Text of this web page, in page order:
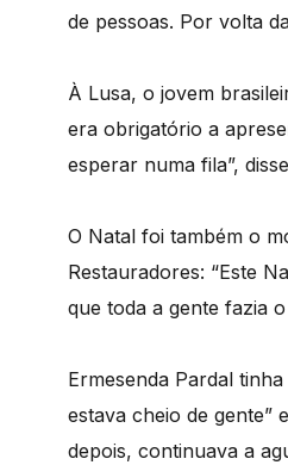
de pessoas. Por volta
À Lusa, o jovem
era obrigatório a
esperar numa fila”,
O Natal foi também o
Restauradores: “Este
que toda a gente fazia
Ermesenda Pardal
estava cheio de gente”
depois, continuava a